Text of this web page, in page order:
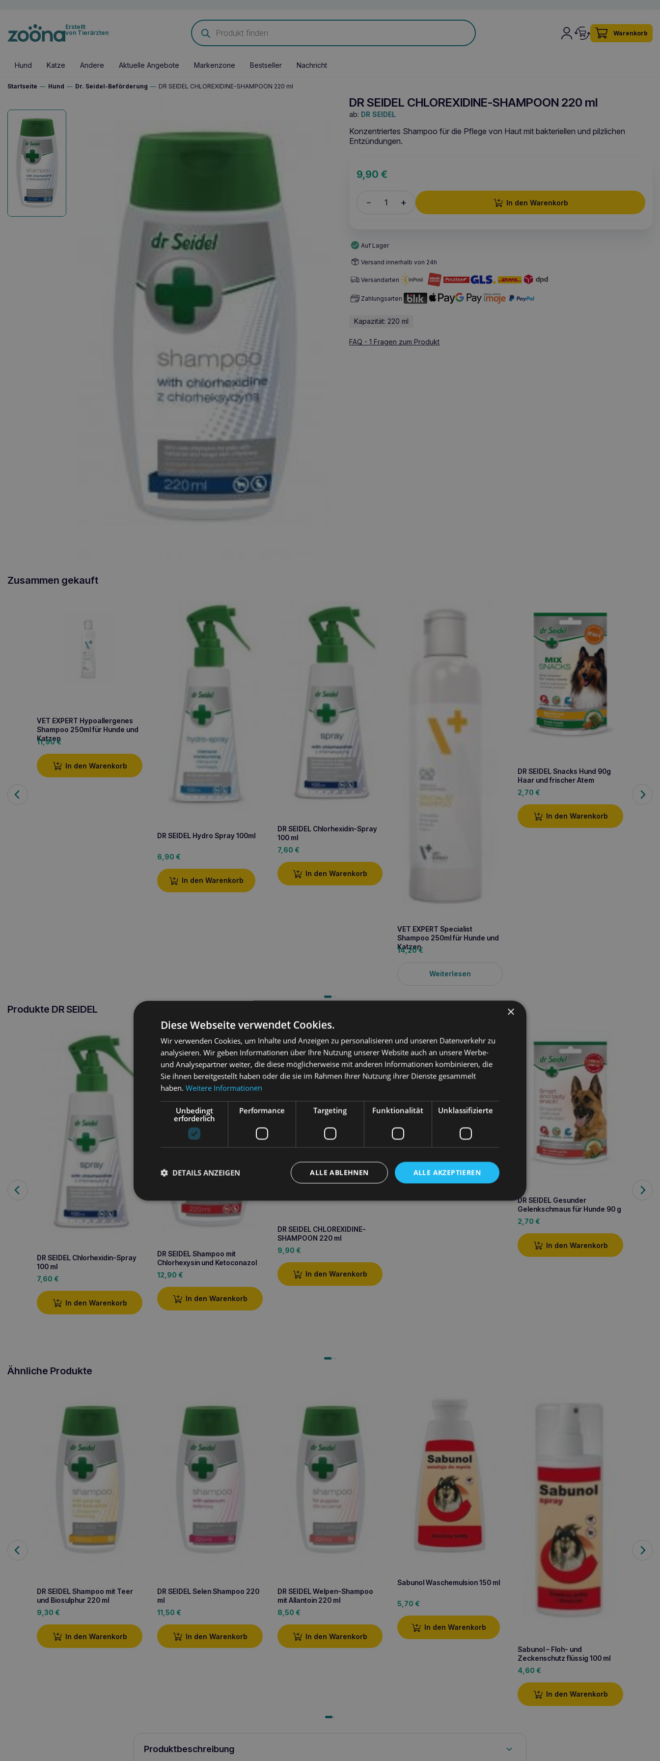
Erstellt
von Tierärzten
Products
search
Warenkorb
Hund Katze Andere Aktuelle Angebote Markenzone Bestseller Nachricht
Startseite — Hund — Dr. Seidel-Beförderung — DR SEIDEL CHLOREXIDINE-SHAMPOON 220 ml
DR SEIDEL CHLOREXIDINE-SHAMPOON 220 ml
ab: DR SEIDEL
Konzentriertes Shampoo für die Pflege von Haut mit bakteriellen und pilzlichen
Entzündungen.
9,90€
– + In den Warenkorb
Auf Lager
Versand innerhalb von 24h
Versandarten
Zahlungsarten
Kapazität: 220 ml
FAQ - 1 Fragen zum Produkt
Zusammen gekauft
VET EXPERT Hypoallergenes
Shampoo 250ml für Hunde und
Katzen
11,90€
In den Warenkorb
DR SEIDEL Hydro Spray 100ml
6,90 €
In den Warenkorb
DR SEIDEL Chlorhexidin-Spray
100 ml
7,60 €
In den Warenkorb
VET EXPERT Specialist
Shampoo 250ml für Hunde und
Katzen
14,20€
Weiterlesen
DR SEIDEL Snacks Hund 90g
Haar und frischer Atem
2,70 €
In den Warenkorb
Produkte DR SEIDEL
DR SEIDEL Chlorhexidin-Spray
100 ml
7,60 €
In den Warenkorb
DR SEIDEL Shampoo mit
Chlorhexysin und Ketoconazol
12,90 €
In den Warenkorb
DR SEIDEL CHLOREXIDINE-
SHAMPOON 220 ml
9,90 €
In den Warenkorb
Dr. Seidel Provita 15 ml
14,90€
DR SEIDEL Gesunder
Gelenkschmaus für Hunde 90 g
2,70 €
In den Warenkorb
DR
Ähnliche Produkte
DR SEIDEL Shampoo mit Teer
und Biosulphur 220 ml
9,30 €
In den Warenkorb
DR SEIDEL Selen Shampoo 220
ml
11,50 €
In den Warenkorb
DR SEIDEL Welpen-Shampoo
mit Allantoin 220 ml
8,50 €
In den Warenkorb
Sabunol Waschemulsion 150 ml
5,70 €
In den Warenkorb
Sabunol – Floh- und
Zeckenschutz flüssig 100 ml
4,60 €
In den Warenkorb
Produktbeschreibung
×
Diese Webseite verwendet Cookies.
Wir verwenden Cookies, um Inhalte und Anzeigen zu personalisieren und unseren Datenverkehr zu
analysieren. Wir geben Informationen über Ihre Nutzung unserer Website auch an unsere Werbe-
und Analysepartner weiter, die diese möglicherweise mit anderen Informationen kombinieren, die
Sie ihnen bereitgestellt haben oder die sie im Rahmen Ihrer Nutzung ihrer Dienste gesammelt
haben. Weitere Informationen
Unbedingt
erforderlich
Performance Targeting Funktionalität Unklassifizierte
ALLE AKZEPTIEREN
ALLE ABLEHNEN
DETAILS ANZEIGEN